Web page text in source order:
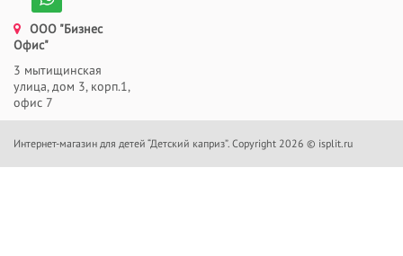
ООО "Бизнес
Офис"
3 мытищинская
улица, дом 3, корп.1,
офис 7
Интернет-магазин для детей “Детский каприз”. Copyright 2026 © isplit.ru